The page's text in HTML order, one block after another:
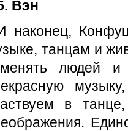
Вэн
наконец,
танцам и
людей
в